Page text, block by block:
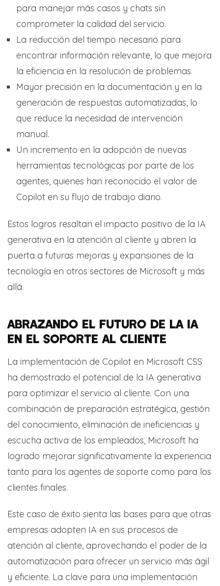
para manejar más casos y chats sin
comprometer la calidad del servicio.
La reducción del tiempo necesario para
encontrar información relevante, lo que mejora
la eficiencia en la resolución de problemas.
Mayor precisión en la documentación y en la
generación de respuestas automatizadas, lo
que reduce la necesidad de intervención
manual.
Un incremento en la adopción de nuevas
herramientas tecnológicas por parte de los
agentes, quienes han reconocido el valor de
Copilot en su flujo de trabajo diario.
Estos logros resaltan el impacto positivo de la IA
generativa en la atención al cliente y abren la
puerta a futuras mejoras y expansiones de la
tecnología en otros sectores de Microsoft y más
allá.
ABRAZANDO EL FUTURO DE LA IA
EN EL SOPORTE AL CLIENTE
La implementación de Copilot en Microsoft CSS
ha demostrado el potencial de la IA generativa
para optimizar el servicio al cliente. Con una
combinación de preparación estratégica, gestión
del conocimiento, eliminación de ineficiencias y
escucha activa de los empleados, Microsoft ha
logrado mejorar significativamente la experiencia
tanto para los agentes de soporte como para los
clientes finales.
Este caso de éxito sienta las bases para que otras
empresas adopten IA en sus procesos de
atención al cliente, aprovechando el poder de la
automatización para ofrecer un servicio más ágil
y eficiente. La clave para una implementación